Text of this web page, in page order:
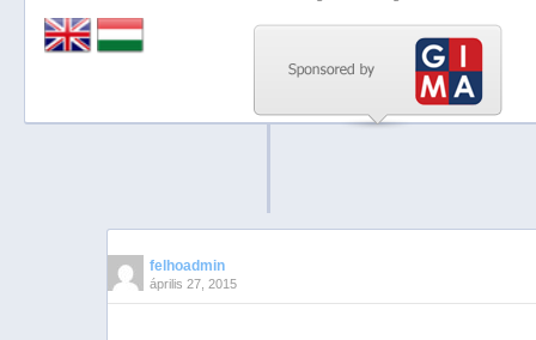
felhoadmin
április 27, 2015